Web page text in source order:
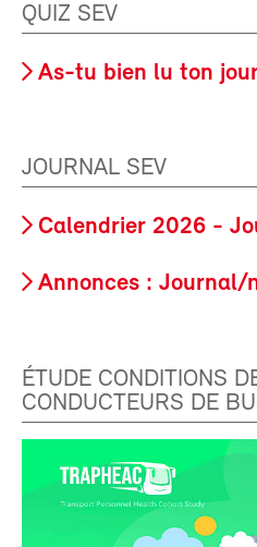
QUIZ SEV
As-tu bien lu ton
JOURNAL SEV
Calendrier 2026 -
Annonces : Journal/
ÉTUDE CONDITIONS
CONDUCTEURS DE